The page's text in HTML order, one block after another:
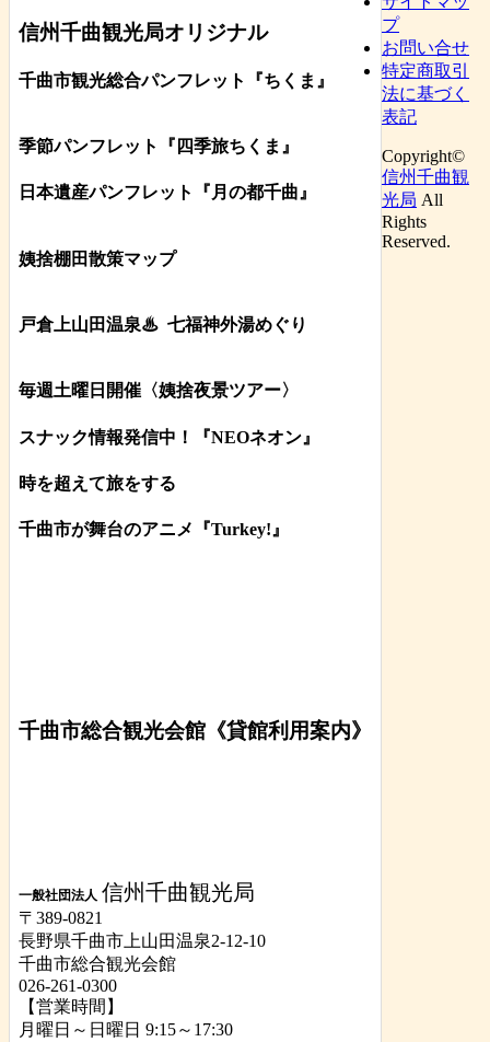
信州千曲観光局オリジナル
千曲市観光総合パンフレット 『ちくま 』
季節パンフレット『四季旅ちくま』
日本遺産パンフレット 『月の都千曲』
姨捨棚田散策マップ
戸倉上山田温泉♨ 七福神外湯めぐり
毎週土曜日開催〈姨捨夜景ツアー〉
スナック情報発信中！『NEOネオン』
時を超えて旅をする
千曲市が舞台のアニメ『Turkey!』
千曲市総合観光会館《貸館利用案内》
一般社団法人 信州千曲観光局
〒389-0821
長野県千曲市上山田温泉2-12-10
千曲市総合観光会館
026-261-0300
【営業時間】
月曜日～日曜日 9:15～17:30
プ
お問い合せ
特定商取引
法に基づく
表記
Copyright©
信州千曲観
光局 All
Rights
Reserved.